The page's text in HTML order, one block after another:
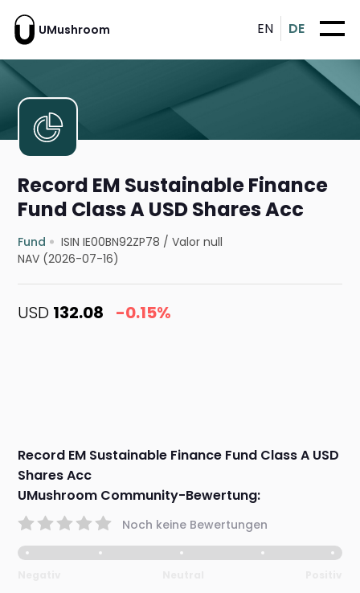
UMushroom EN DE
Record EM Sustainable Finance
Fund Class A USD Shares Acc
Fund ISIN IE00BN92ZP78 /Valor null
NAV (2026-07-16)
USD 132.08 -0.15%
Record EM Sustainable Finance Fund Class A USD
Shares Acc
UMushroom Community-Bewertung:
Noch keine Bewertungen